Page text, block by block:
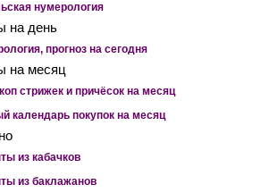
нумерология
на день
прогноз на сегодня
на месяц
стрижек и причёсок на месяц
календарь покупок на месяц
из кабачков
из баклажанов